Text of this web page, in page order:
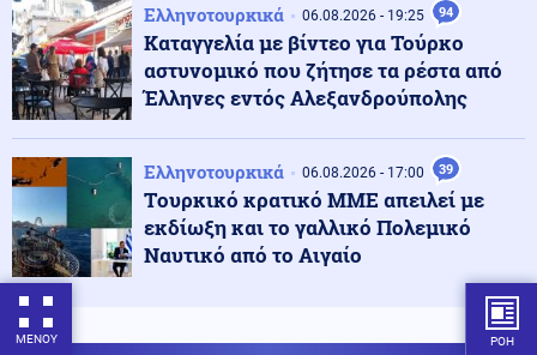
ΜΕΝΟΥ ΡΟΗ
Κοινωνία 06.08.2026 - 23:06
Διατάχθηκε ΕΔΕ για τους αστυνομικούς που
εμπλέκονται στην υπόθεση της 75χρονης στα Χανιά
Κόσμος 06.08.2026 - 23:04
Τουρκία: Σχέδιο διάσωσης για δύο ιστορικά ορθόδοξα
μοναστήρια της Τραπεζούντας
Ο Ερντογάν θα επισκεφτεί τη Σαουδική Αραβία την
Ελληνοτουρκικά 06.08.2026 - 19:25 94
Καταγγελία με βίντεο για Τούρκο
αστυνομικό που ζήτησε τα ρέστα από
Έλληνες εντός Αλεξανδρούπολης
Ελληνοτουρκικά 06.08.2026 - 17:00 39
Tουρκικό κρατικό ΜΜΕ απειλεί με
εκδίωξη και το γαλλικό Πολεμικό
Ναυτικό από το Αιγαίο